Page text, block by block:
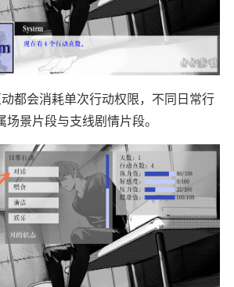
都会消耗单次行动权限，不同日常行
景片段与支线剧情片段。